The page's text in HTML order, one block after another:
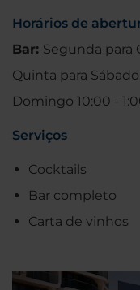
Horários de
Bar: Segunda para
Quinta para
Domingo 10:00 -
Serviços
Cocktails
Bar completo
Carta de vinhos